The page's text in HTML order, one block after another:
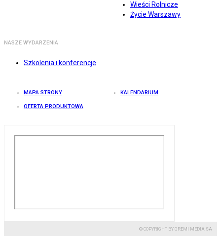
Wieści Rolnicze
Życie Warszawy
NASZE WYDARZENIA
Szkolenia i konferencje
MAPA STRONY KALENDARIUM
OFERTA PRODUKTOWA
© COPYRIGHT BY GREMI MEDIA SA